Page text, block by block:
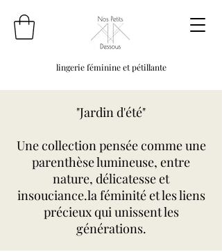
lingerie féminine et pétillante
"Jardin d'été"
Une collection pensée comme une
parenthèse lumineuse, entre
nature, délicatesse et
insouciance.la féminité et les liens
précieux qui unissent les
générations.